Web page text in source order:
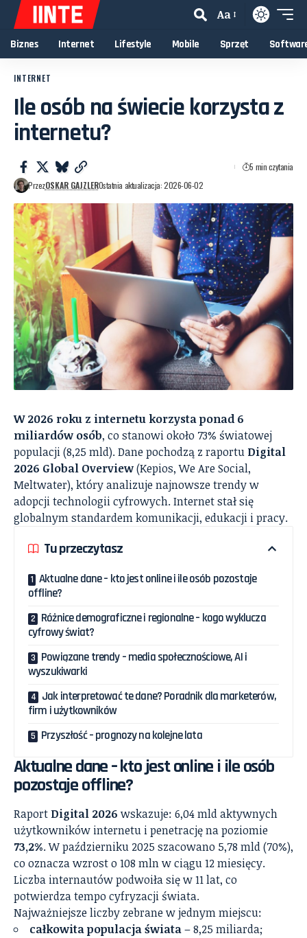
Aa
Biznes Internet Lifestyle Mobile Sprzęt
INTERNET
Ile osób na świecie korzysta z
internetu?
PrzezOSKAR GAJZLEROstatnia aktualizacja: 2026-06-02
5 min czytania
W 2026 roku z internetu korzysta ponad 6
miliardów osób, co stanowi około 73% światowej
populacji (8,25 mld). Dane pochodzą z raportu Digital
2026 Global Overview(Kepios, We Are Social,
Meltwater), który analizuje najnowsze trendy w
adopcji technologii cyfrowych. Internet stał się
globalnym standardem komunikacji, edukacji i pracy.
Tu przeczytasz
Aktualne dane – kto jest online i ile osób pozostaje
offline?
Różnice demograficzne i regionalne – kogo wyklucza
cyfrowy świat?
Powiązane trendy – media społecznościowe, AI i
wyszukiwarki
Jak interpretować te dane? Poradnik dla marketerów,
firm i użytkowników
Przyszłość – prognozy na kolejne lata
Aktualne dane – kto jest online i ile osób
pozostaje offline?
Raport Digital 2026 wskazuje: 6,04 mld aktywnych
użytkowników internetu i penetrację na poziomie
73,2%. W październiku 2025 szacowano 5,78 mld (70%),
co oznacza wzrost o 108 mln w ciągu 12 miesięcy.
Liczba internautów podwoiła się w 11 lat, co
potwierdza tempo cyfryzacji świata.
Najważniejsze liczby zebrane w jednym miejscu:
całkowita populacja świata– 8,25 miliarda;